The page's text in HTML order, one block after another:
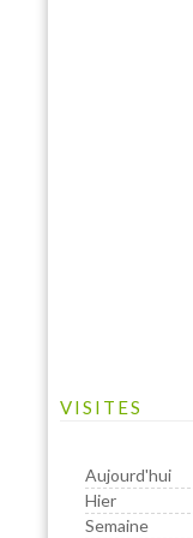
VISITES
Aujourd'hui
Hier
Semaine